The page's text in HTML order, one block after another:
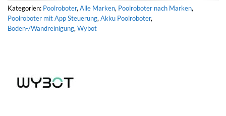
Kategorien: Poolroboter, Alle Marken, Poolroboter nach Marken,
Poolroboter mit App Steuerung, Akku Poolroboter,
Boden-/Wandreinigung, Wybot